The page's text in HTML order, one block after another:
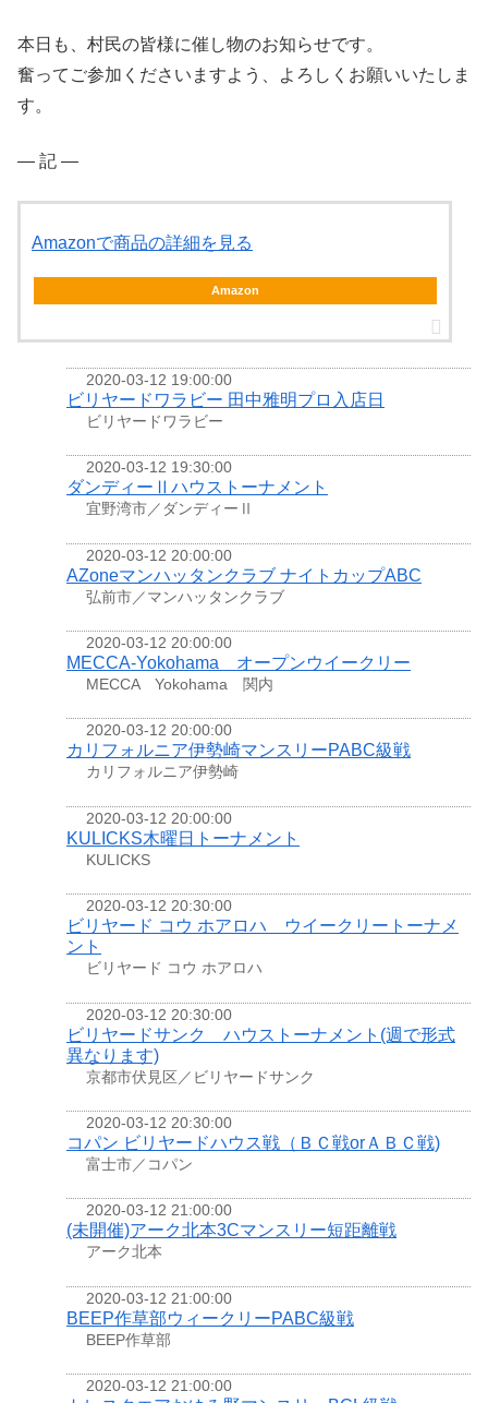
本日も、村民の皆様に催し物のお知らせです。
奮ってご参加くださいますよう、よろしくお願いいたしま
す。
― 記 ―
Amazonで商品の詳細を見る
Amazon
2020-03-12 19:00:00
ビリヤードワラビー 田中雅明プロ入店日
ビリヤードワラビー
2020-03-12 19:30:00
ダンディーⅡハウストーナメント
宜野湾市／ダンディーⅡ
2020-03-12 20:00:00
AZoneマンハッタンクラブ ナイトカップABC
弘前市／マンハッタンクラブ
2020-03-12 20:00:00
MECCA-Yokohama オープンウイークリー
MECCA Yokohama 関内
2020-03-12 20:00:00
カリフォルニア伊勢崎マンスリーPABC級戦
カリフォルニア伊勢崎
2020-03-12 20:00:00
KULICKS木曜日トーナメント
KULICKS
2020-03-12 20:30:00
ビリヤード コウ ホアロハ ウイークリートーナメ
ント
ビリヤード コウ ホアロハ
2020-03-12 20:30:00
ビリヤードサンク ハウストーナメント(週で形式
異なります)
京都市伏見区／ビリヤードサンク
2020-03-12 20:30:00
コパン ビリヤードハウス戦（ＢＣ戦orＡＢＣ戦)
富士市／コパン
2020-03-12 21:00:00
(未開催)アーク北本3Cマンスリー短距離戦
アーク北本
2020-03-12 21:00:00
BEEP作草部ウィークリーPABC級戦
BEEP作草部
2020-03-12 21:00:00